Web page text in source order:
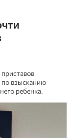
по взысканию
ребенка.